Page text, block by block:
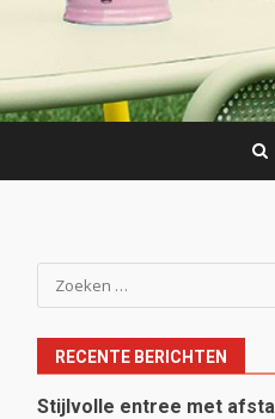
Zoeken
naar:
RECENTE BERICHTEN
Stijlvolle entree met